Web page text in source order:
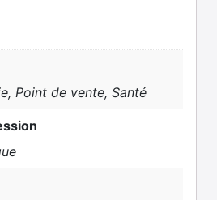
Point de vente, Santé